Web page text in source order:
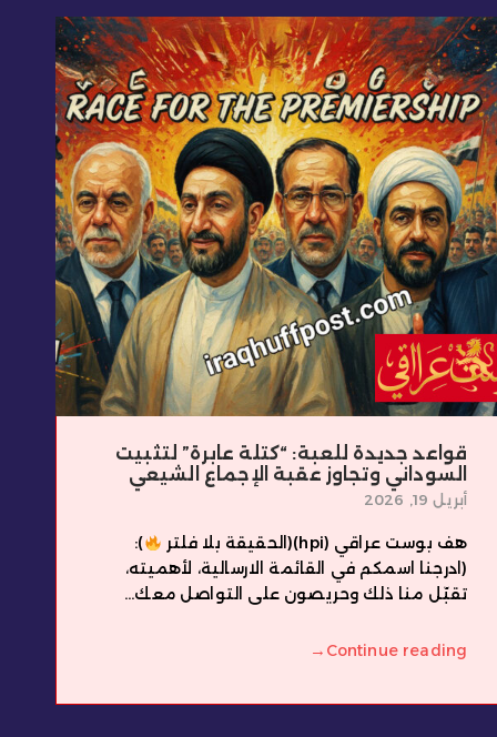
قواعد جديدة للعبة: “كتلة عابرة” لتثبيت
السوداني وتجاوز عقبة الإجماع الشيعي
أبريل 19, 2026
هف بوست عراقي (hpi)(الحقيقة بلا فلتر
):
(ادرجنا اسمكم في القائمة الارسالية، لأهميته،
تقبّل منا ذلك وحريصون على التواصل معك...
Continue reading
→